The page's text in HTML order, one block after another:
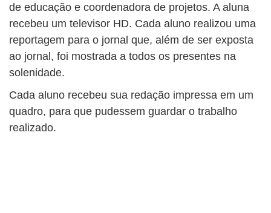
de educação e coordenadora de projetos. A aluna
recebeu um televisor HD. Cada aluno realizou uma
reportagem para o jornal que, além de ser exposta
ao jornal, foi mostrada a todos os presentes na
solenidade.
Cada aluno recebeu sua redação impressa em um
quadro, para que pudessem guardar o trabalho
realizado.